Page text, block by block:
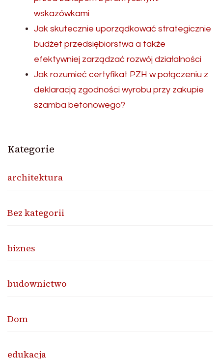
wskazówkami
Jak skutecznie uporządkować strategicznie
budżet przedsiębiorstwa a także
efektywniej zarządzać rozwój działalności
Jak rozumieć certyfikat PZH w połączeniu z
deklaracją zgodności wyrobu przy zakupie
szamba betonowego?
Kategorie
architektura
Bez kategorii
biznes
budownictwo
Dom
edukacja